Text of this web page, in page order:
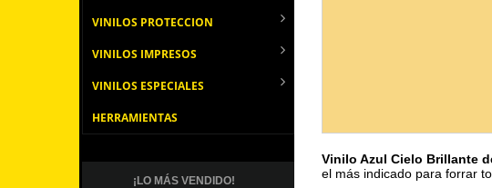
VINILOS PROTECCION
VINILOS IMPRESOS
VINILOS ESPECIALES
HERRAMIENTAS
¡LO MÁS VENDIDO!
Vinilo Azul Cielo Brillante
el más indicado para forrar